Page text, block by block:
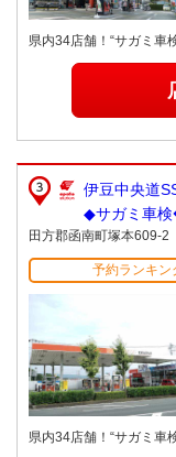
県内34店舗！“サガミ車
伊豆中央道
◆サガミ車
田方郡函南町塚本609-2
予約ランキン
県内34店舗！“サガミ車